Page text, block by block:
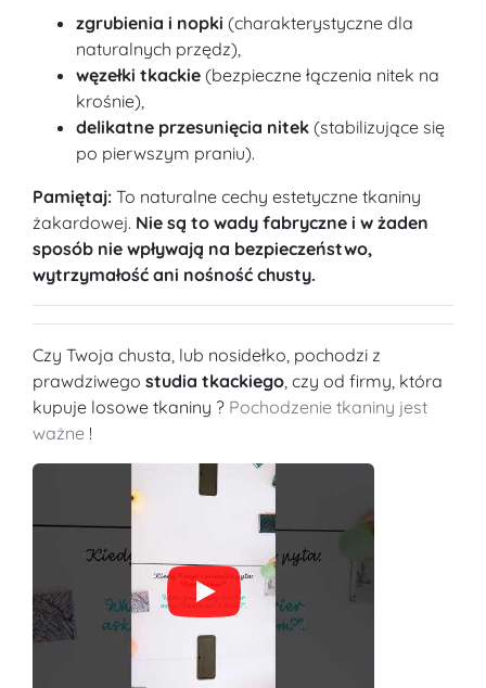
zgrubienia i nopki (charakterystyczne dla
naturalnych przędz),
węzełki tkackie (bezpieczne łączenia nitek na
krośnie),
delikatne przesunięcia nitek (stabilizujące się
po pierwszym praniu).
Pamiętaj: To naturalne cechy estetyczne tkaniny
żakardowej. Nie są to wady fabryczne i w żaden
sposób nie wpływają na bezpieczeństwo,
wytrzymałość ani nośność chusty.
Czy Twoja chusta, lub nosidełko, pochodzi z
prawdziwego studia tkackiego , czy od firmy, która
kupuje losowe tkaniny ? Pochodzenie tkaniny jest
ważne !